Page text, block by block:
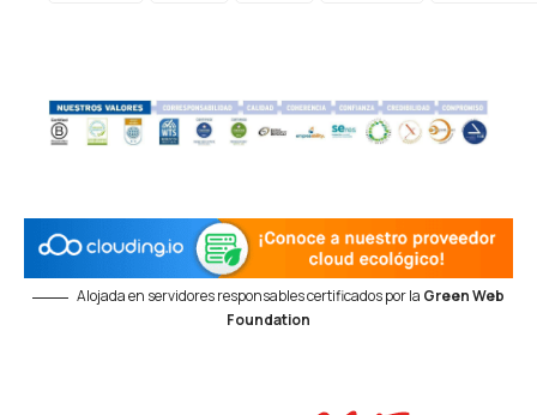
Alojada en servidores responsables certificados por la Green Web
Foundation